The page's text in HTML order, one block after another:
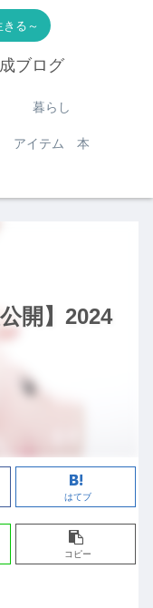
る～
ブログ
暮らし
アイテム 本
開】2024
はてブ
コピー